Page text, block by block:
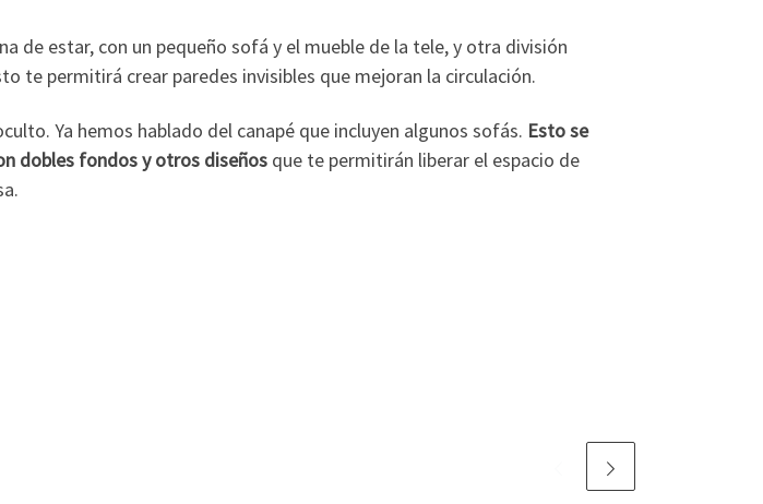
de estar, con un pequeño sofá y el mueble de la tele, y otra división
te permitirá crear paredes invisibles que mejoran la circulación.
Ya hemos hablado del canapé que incluyen algunos sofás. Esto se
dobles fondos y otros diseños que te permitirán liberar el espacio de